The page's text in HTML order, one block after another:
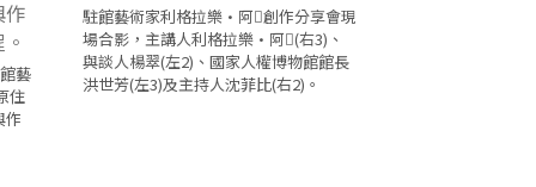
藝
住
作
駐館藝術家利格拉樂·阿𡠄創作分享會現
場合影，主講人利格拉樂·阿𡠄(右3)、
與談人楊翠(左2)、國家人權博物館館長
洪世芳(左3)及主持人沈菲比(右2)。